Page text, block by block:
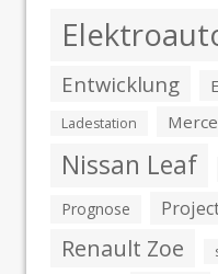
Entwicklung
Ladestation
Nissan Leaf
Prognose
Renault Zoe